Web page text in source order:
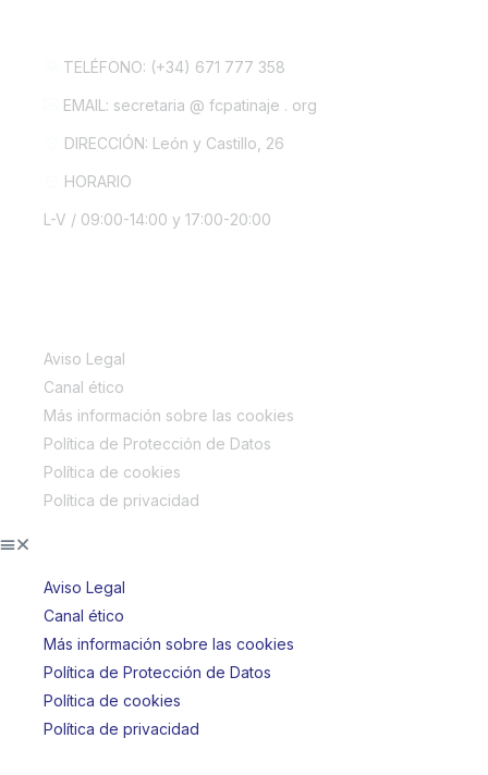
TELÉFONO: (+34) 671 777 358
EMAIL: secretaria @ fcpatinaje . org
DIRECCIÓN: León y Castillo, 26
HORARIO
L-V / 09:00-14:00 y 17:00-20:00
Aviso Legal
Canal ético
Más información sobre las cookies
Política de Protección de Datos
Política de cookies
Política de privacidad
Aviso Legal
Canal ético
Más información sobre las cookies
Política de Protección de Datos
Política de cookies
Política de privacidad